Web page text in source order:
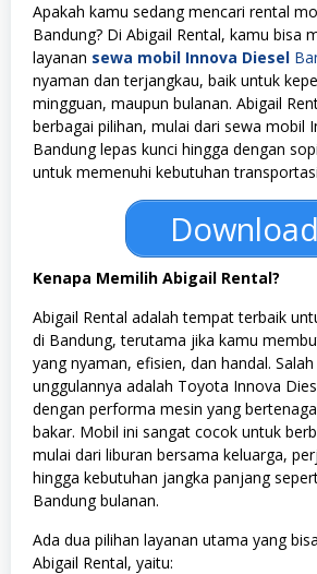
Apakah kamu sedang mencari rental
Bandung? Di Abigail Rental, kamu bisa
layanan sewa mobil Innova Diesel
nyaman dan terjangkau, baik untuk
mingguan, maupun bulanan. Abigail
berbagai pilihan, mulai dari sewa mobil
Bandung lepas kunci hingga dengan
untuk memenuhi kebutuhan
Download
Kenapa Memilih Abigail Rental?
Abigail Rental adalah tempat terbaik
di Bandung, terutama jika kamu
yang nyaman, efisien, dan handal.
unggulannya adalah Toyota Innova
dengan performa mesin yang
bakar. Mobil ini sangat cocok untuk
mulai dari liburan bersama keluarga,
hingga kebutuhan jangka panjang
Bandung bulanan.
Ada dua pilihan layanan utama yang
Abigail Rental, yaitu: